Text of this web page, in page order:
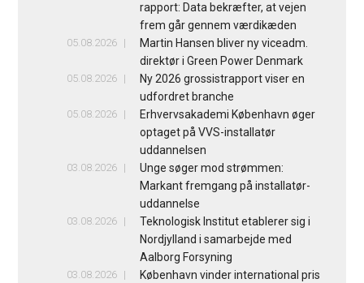
rapport: Data bekræfter, at vejen
frem går gennem værdikæden
05.08.2026
Martin Hansen bliver ny viceadm.
direktør i Green Power Denmark
05.08.2026
Ny 2026 grossistrapport viser en
udfordret branche
05.08.2026
Erhvervsakademi København øger
optaget på VVS-installatør
uddannelsen
03.08.2026
Unge søger mod strømmen:
Markant fremgang på installatør-
uddannelse
03.08.2026
Teknologisk Institut etablerer sig i
Nordjylland i samarbejde med
Aalborg Forsyning
03.08.2026
København vinder international pris